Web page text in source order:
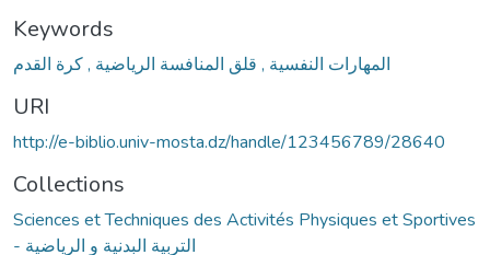
Keywords
المهارات النفسية , قلق المنافسة الرياضية , كرة القدم
URI
http://e-biblio.univ-mosta.dz/handle/123456789/28640
Collections
Sciences et Techniques des Activités Physiques et Sportives
- التربية البدنية و الرياضية